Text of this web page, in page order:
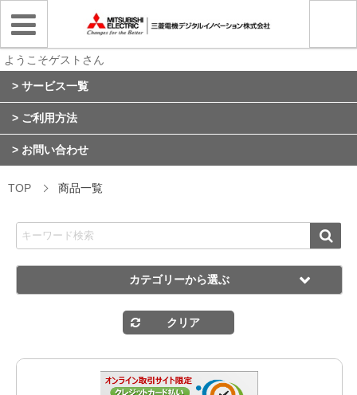
ようこそゲストさん
> サービス一覧
> ご利用方法
> お問い合わせ
TOP 商品一覧
カテゴリーから選ぶ
クリア